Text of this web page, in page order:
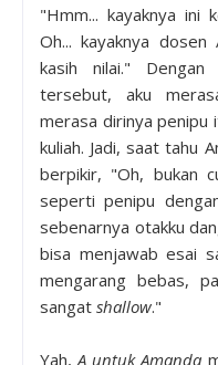
"Hmm... kayaknya ini
Oh... kayaknya
kasih nilai." Dengan
tersebut, aku
merasa dirinya penipu
kuliah. Jadi, saat tahu
berpikir, "Oh, bukan
seperti penipu
sebenarnya otakku
bisa menjawab esai
mengarang bebas,
sangat shallow."
Yah,A untuk Amanda